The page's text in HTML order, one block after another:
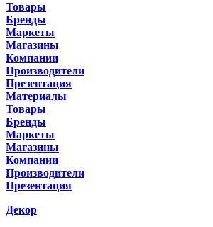
Товары
Бренды
Маркеты
Магазины
Компании
Производители
Презентация
Материалы
Товары
Бренды
Маркеты
Магазины
Компании
Производители
Презентация
Декор